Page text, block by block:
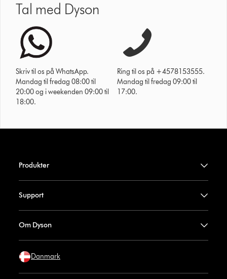
Tal med Dyson
Skriv til os på WhatsApp.
Mandag til fredag 08:00 til
20:00 og i weekenden 09:00 til
18:00.
Ring til os på +4578153555.
Mandag til fredag 09:00 til
17:00.
Produkter
Support
Om Dyson
Danmark